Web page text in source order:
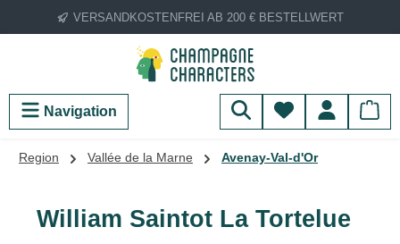
Zum Hauptinhalt springen
VERSANDKOSTENFREI AB 200 € BESTELLWERT
Navigation Du hast 0
Region Vallée de la Marne Avenay-Val-d'Or
William Saintot La Tortelue